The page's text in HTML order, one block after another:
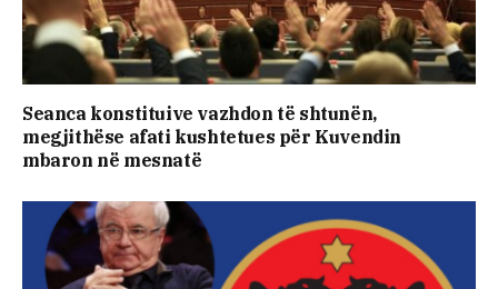
Seanca konstituive vazhdon të shtunën,
megjithëse afati kushtetues për Kuvendin
mbaron në mesnatë